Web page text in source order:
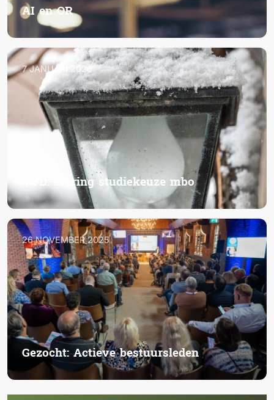
AI en OR
7 JANUARI 2026
VVD: sturing studiekeuze mbo
26 NOVEMBER 2025
Gezocht: Actieve bestuursleden